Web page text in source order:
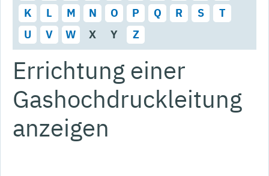
K
L M N O P Q R S
T
U
V W X Y Z
Errichtung einer
Gashochdruckleitung
anzeigen